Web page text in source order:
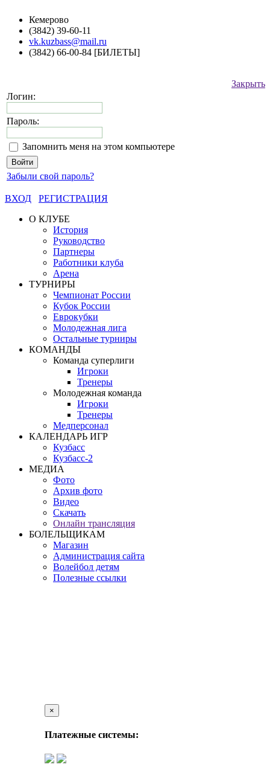
Кемерово
(3842) 39-60-11
vk.kuzbass@mail.ru
(3842) 66-00-84 [БИЛЕТЫ]
Закрыть
Логин:
Пароль:
Запомнить меня на этом компьютере
Забыли свой пароль?
ВХОД
РЕГИСТРАЦИЯ
О КЛУБЕ
История
Руководство
Партнеры
Работники клуба
Арена
ТУРНИРЫ
Чемпионат России
Кубок России
Еврокубки
Молодежная лига
Остальные турниры
КОМАНДЫ
Команда суперлиги
Игроки
Тренеры
Молодежная команда
Игроки
Тренеры
Медперсонал
КАЛЕНДАРЬ ИГР
Кузбасс
Кузбасс-2
МЕДИА
Фото
Архив фото
Видео
Скачать
Онлайн трансляция
БОЛЕЛЬЩИКАМ
Магазин
Администрация сайта
Волейбол детям
Полезные ссылки
×
Платежные системы: